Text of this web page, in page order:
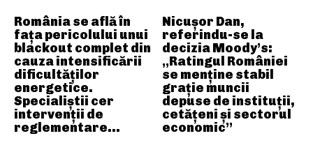
România se află în
fața pericolului unui
blackout complet din
cauza intensificării
dificultăților
energetice.
Specialiștii cer
intervenții de
reglementare…
Nicușor Dan,
referindu-se la
decizia Moody’s:
„Ratingul României
se menține stabil
grație muncii
depuse de instituții,
cetățeni și sectorul
economic”